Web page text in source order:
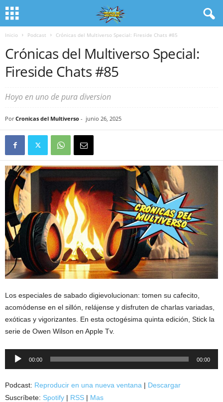
Inicio Podcast Crónicas del Multiverso Special: Fireside Chats #85
Crónicas del Multiverso Special:
Fireside Chats #85
Hoyo en uno de pura diversion
Por Cronicas del Multiverso - junio 26, 2025
Los especiales de sabado digievolucionan: tomen su cafecito,
acomódense en el sillón, relájense y disfruten de charlas variadas,
exóticas y vigorizantes. En esta octogésima quinta edición, Stick la
serie de Owen Wilson en Apple Tv.
Reproductor
00:00 00:00
Podcast: Reproducir en una nueva ventana | Descargar
Suscríbete: Spotify | RSS | Mas